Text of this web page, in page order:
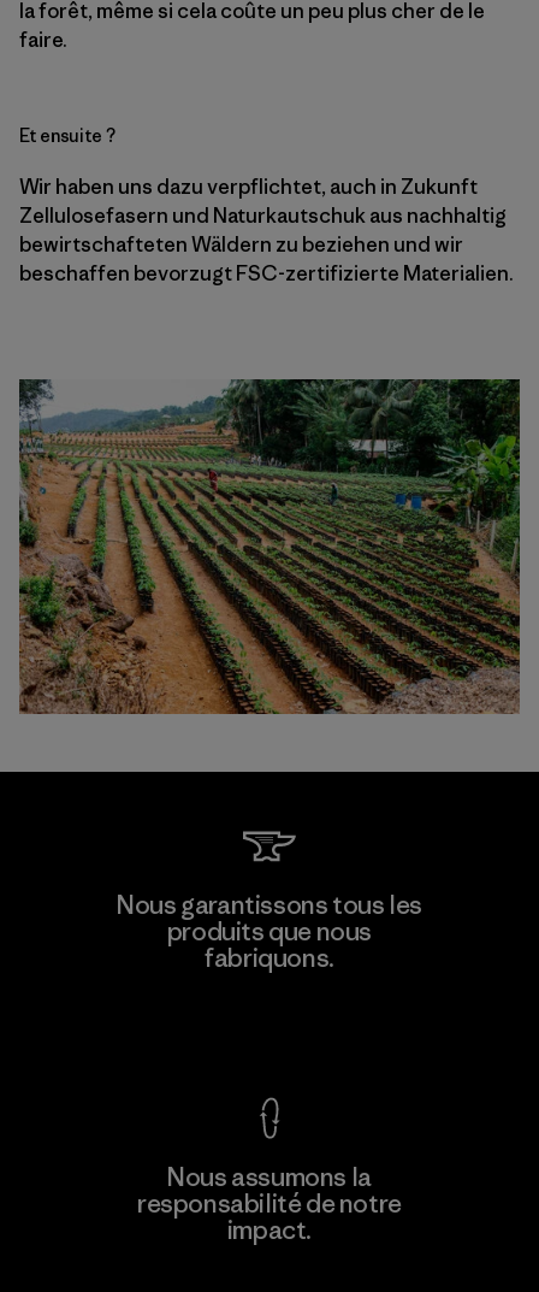
la forêt, même si cela coûte un peu plus cher de le
faire.
Et ensuite ?
Wir haben uns dazu verpflichtet, auch in Zukunft
Zellulosefasern und Naturkautschuk aus nachhaltig
bewirtschafteten Wäldern zu beziehen und wir
beschaffen bevorzugt FSC-zertifizierte Materialien.
Nous garantissons tous les
produits que nous
fabriquons.
Nous assumons la
responsabilité de notre
impact.